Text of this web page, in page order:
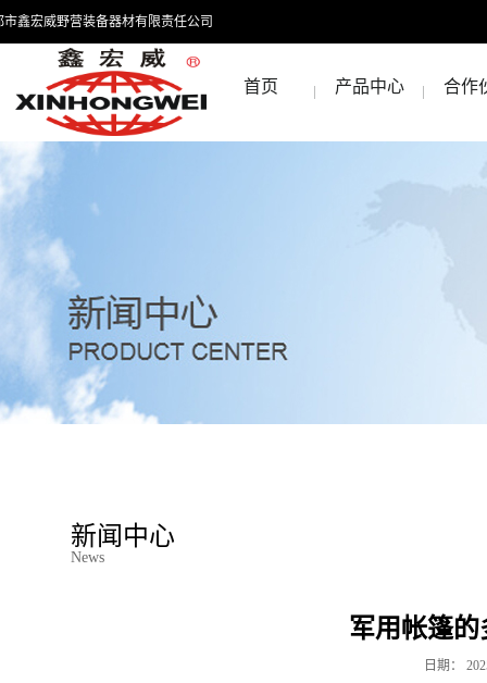
市鑫宏威野营装备器材有限责任公司
首页 产品中心 合作
新闻中心
News
军用帐篷
日期：